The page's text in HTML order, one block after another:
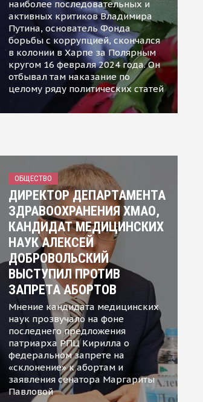
наиболее последовательных и
активных критиков Владимира
Путина, основатель Фонда
борьбы с коррупцией, скончался
в колонии в Харпе за Полярным
кругом 16 февраля 2024 года. Он
отбывал там наказание по
целому ряду политических статей
ОБЩЕСТВО
ДИРЕКТОР ДЕПАРТАМЕНТА
ЗДРАВООХРАНЕНИЯ ХМАО,
КАНДИДАТ МЕДИЦИНСКИХ
НАУК АЛЕКСЕЙ
ДОБРОВОЛЬСКИЙ
ВЫСТУПИЛ ПРОТИВ
ЗАПРЕТА АБОРТОВ
Мнение кандидата медицинских
наук прозвучало на фоне
последнего предложения
патриарха РПЦ Кирилла о
федеральном запрете на
«склонение» к абортам и
заявления сенатора Маргариты
Павловой